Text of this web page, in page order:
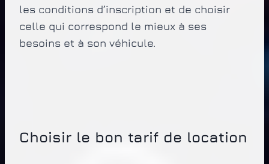
les conditions d’inscription et de choisir
celle qui correspond le mieux à ses
besoins et à son véhicule.
Choisir le bon tarif de location